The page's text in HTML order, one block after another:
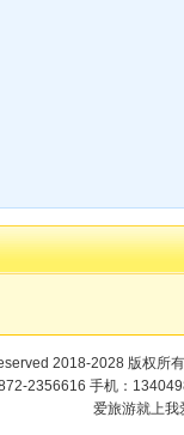
2018-2028 版权所
2356616 手机：
爱旅游就上我